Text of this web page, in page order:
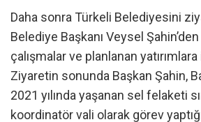
Daha sonra Türkeli Belediyesini
Belediye Başkanı Veysel
çalışmalar ve planlanan
Ziyaretin sonunda Başkan Şahin,
2021 yılında yaşanan sel felaketi
koordinatör vali olarak görev